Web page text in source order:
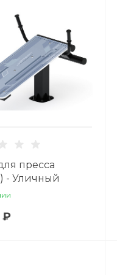
пресса
- Уличный
- СТ 002-13
₽